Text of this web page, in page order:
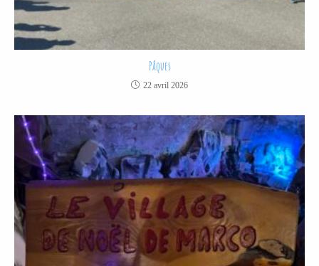
Pâques
22 avril 2026